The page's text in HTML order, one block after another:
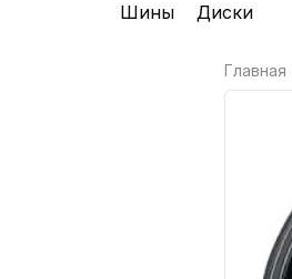
Шины Диски
Главная